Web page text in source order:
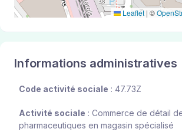
Leaflet | ©
Informations administratives
Code activité sociale : 47.73Z
Activité sociale : Commerce de détail
pharmaceutiques en magasin spécialisé